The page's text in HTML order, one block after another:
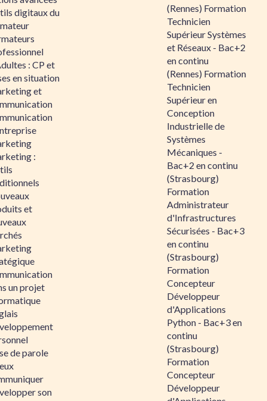
digitaux du
: CP et
en situation
et
:
et
un projet
de parole
son
(Rennes) Formation
Technicien
Supérieur Systèmes
et Réseaux - Bac+2
en continu
(Rennes) Formation
Technicien
Supérieur en
Conception
Industrielle de
Systèmes
Mécaniques -
Bac+2 en continu
(Strasbourg)
Formation
Administrateur
d'Infrastructures
Sécurisées - Bac+3
en continu
(Strasbourg)
Formation
Concepteur
Développeur
d'Applications
Python - Bac+3 en
continu
(Strasbourg)
Formation
Concepteur
Développeur